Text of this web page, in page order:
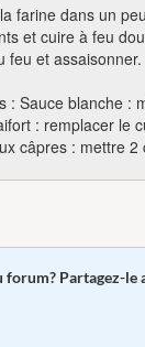
farine dans un
et cuire à feu
feu et assaisonner.
: Sauce blanche :
: remplacer le
câpres : mettre
forum? Partagez-le